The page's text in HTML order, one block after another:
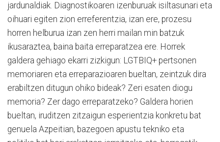
jardunaldiak. Diagnostikoaren izenburuak isiltasunari eta
oihuari egiten zion erreferentzia, izan ere, prozesu
horren helburua izan zen herri mailan min batzuk
ikusaraztea, baina baita erreparatzea ere. Horrek
galdera gehiago ekarri zizkigun: LGTBIQ+ pertsonen
memoriaren eta erreparazioaren bueltan, zeintzuk dira
erabiltzen ditugun ohiko bideak? Zeri esaten diogu
memoria? Zer dago erreparatzeko? Galdera horien
bueltan, iruditzen zitzaigun esperientzia konkretu bat
genuela Azpeitian, bazegoen apustu tekniko eta